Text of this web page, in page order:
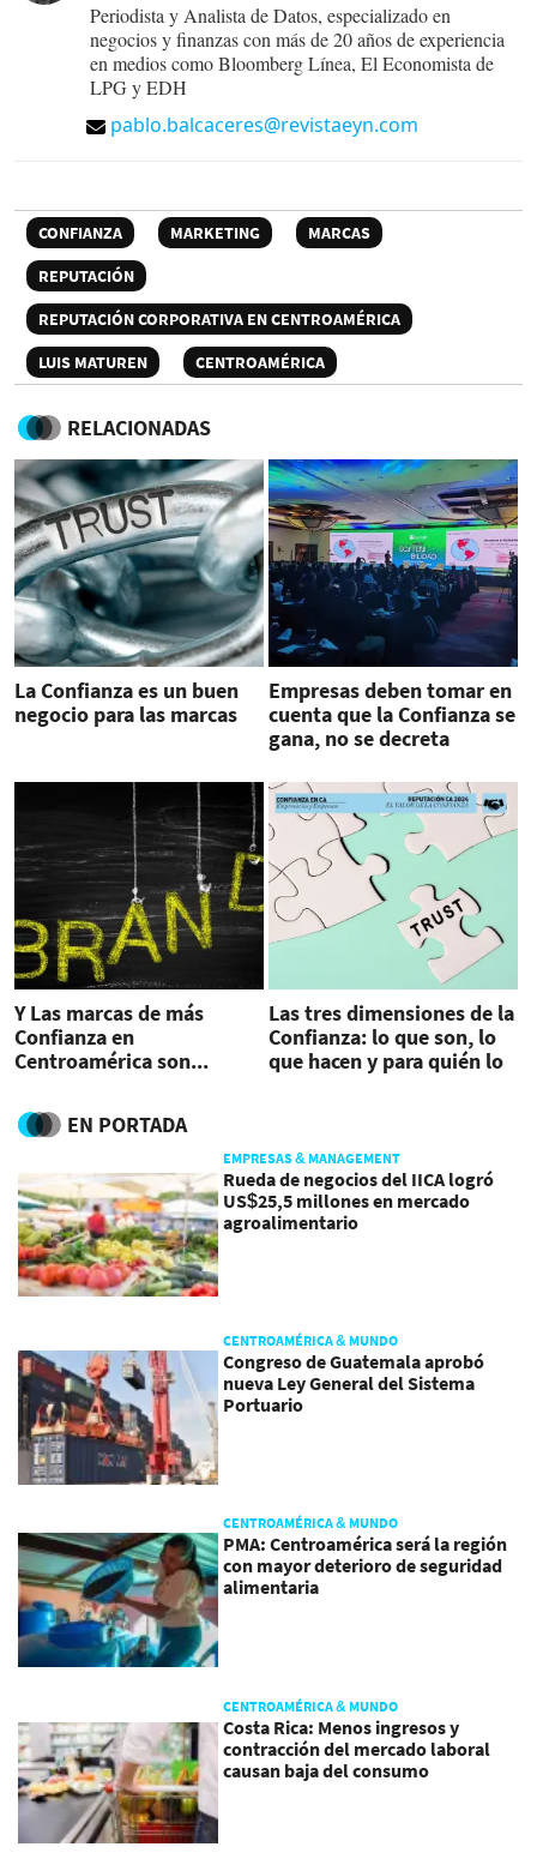
Periodista y Analista de Datos, especializado en
negocios y finanzas con más de 20 años de experiencia
en medios como Bloomberg Línea, El Economista de
LPG y EDH
pablo.balcaceres@revistaeyn.com
CONFIANZA MARKETING
MARCAS
REPUTACIÓN
REPUTACIÓN CORPORATIVA EN CENTROAMÉRICA
LUIS MATUREN
CENTROAMÉRICA
RELACIONADAS
La Confianza es un buen
negocio para las marcas
Empresas deben tomar en
cuenta que la Confianza se
gana, no se decreta
Y Las marcas de más
Confianza en
Centroamérica son...
Las tres dimensiones de la
Confianza: lo que son, lo
que hacen y para quién lo
EN PORTADA
EMPRESAS & MANAGEMENT
Rueda de negocios del IICA logró
US$25,5 millones en mercado
agroalimentario
CENTROAMÉRICA & MUNDO
Congreso de Guatemala aprobó
nueva Ley General del Sistema
Portuario
CENTROAMÉRICA & MUNDO
PMA: Centroamérica será la región
con mayor deterioro de seguridad
alimentaria
CENTROAMÉRICA & MUNDO
Costa Rica: Menos ingresos y
contracción del mercado laboral
causan baja del consumo